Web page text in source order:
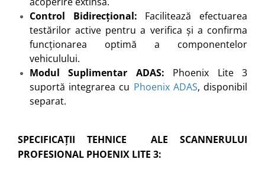
Control Bidirecțional: Facilitează efectuarea
testărilor active pentru a verifica și a confirma
funcționarea optimă a componentelor
vehiculului.
Modul Suplimentar ADAS: Phoenix Lite 3
suportă integrarea cu Phoenix ADAS, disponibil
separat.
SPECIFICAȚII TEHNICE ALE SCANNERULUI
PROFESIONAL PHOENIX LITE 3: